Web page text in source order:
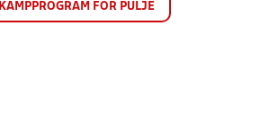
KAMPPROGRAM FOR PULJE